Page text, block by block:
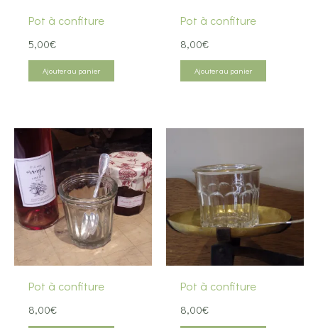
Pot à confiture
5,00€
Ajouter au panier
Pot à confiture
8,00€
Ajouter au panier
Pot à confiture
8,00€
Pot à confiture
8,00€